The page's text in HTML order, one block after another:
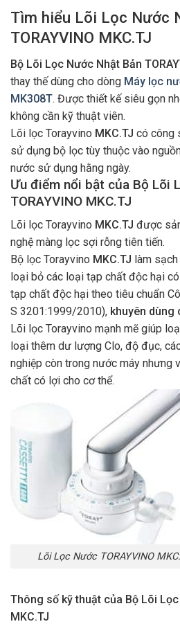
Tìm hiểu Lõi Lọc Nước
TORAYVINO MKC.TJ
Bộ Lõi Lọc Nước Nhật Bản
thay thế dùng cho dòng Máy lọc
MK308T. Được thiết kế siêu gọn
không cần kỹ thuật viên.
Lõi lọc Torayvino MKC.TJ có công
sử dụng bộ lọc tùy thuộc vào
nước sử dụng hằng ngày.
Ưu điểm nổi bật của Bộ Lõi
TORAYVINO MKC.TJ
Lõi lọc Torayvino MKC.TJ được
nghệ màng lọc sợi rỗng tiên tiến.
Bộ lọc Torayvino MKC.TJ làm
loại bỏ các loại tạp chất độc hại
tạp chất độc hại theo tiêu chuẩn
S 3201:1999/2010), khuyên dùng
Lõi lọc Torayvino mạnh mẽ giúp
loại thêm dư lượng Clo, độ đục,
nghiệp còn trong nước máy nhưng
chất có lợi cho cơ thể.
Lõi Lọc Nước TORAYVINO
Thông số kỹ thuật của Bộ Lõi Lọc
MKC.TJ